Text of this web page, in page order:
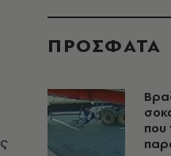
ΠΡΟΣΦΑΤΑ
που